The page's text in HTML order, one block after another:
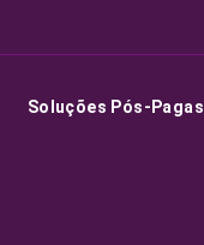
Soluções Pós-Pagas